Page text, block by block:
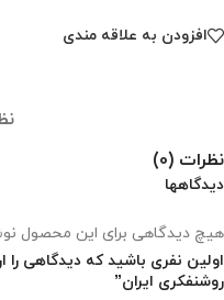
افزودن به علاقه مندی
نظرات (0)
دیدگاهها
هیچ دیدگاهی برای این محصول
اولین نفری باشید که دیدگاهی را
روشنفکری ایران”